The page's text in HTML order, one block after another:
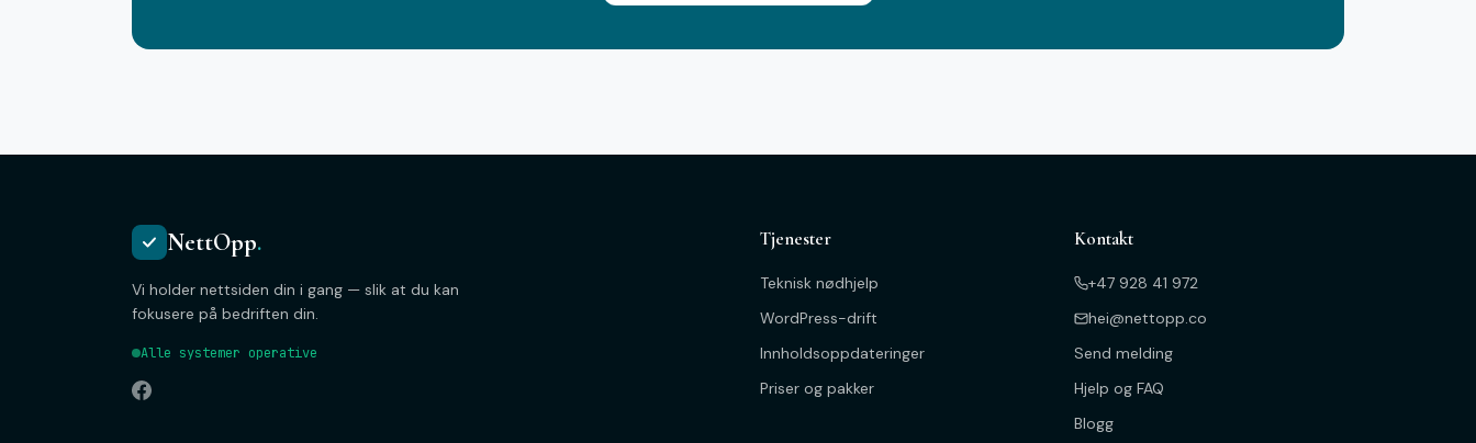
NettOpp.
Vi holder nettsiden din i gang — slik at du kan
fokusere på bedriften din.
Alle systemer operative
Tjenester
Teknisk nødhjelp
WordPress-drift
Innholdsoppdateringer
Priser og pakker
Kontakt
+47 928 41 972
hei@nettopp.co
Send melding
Hjelp og FAQ
Blogg